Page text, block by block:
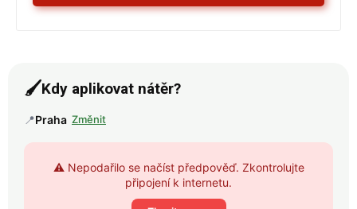
🖌️Kdy aplikovat nátěr?
📍Praha Změnit
⚠️ Nepodařilo se načíst předpověď. Zkontrolujte
připojení k internetu.